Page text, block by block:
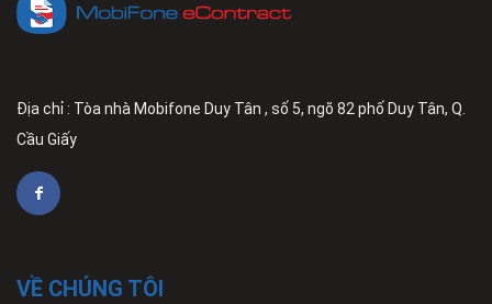
Địa chỉ : Tòa nhà Mobifone Duy Tân , số 5, ngõ 82 phố Duy Tân, Q.
Cầu Giấy
VỀ CHÚNG TÔI